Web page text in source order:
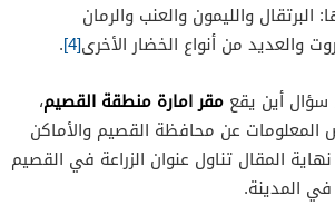
البرتقال والليمون والعنب والرمان
والعديد من أنواع الخضار الأخرى[4]
.
أين يقع مقر امارة منطقة القصيم،
المعلومات عن محافظة القصيم والأماكن
المقال تناول عنوان الزراعة في القصيم
في المدينة.